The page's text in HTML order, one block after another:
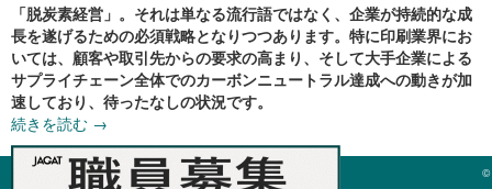
「脱炭素経営」。それは単なる流行語ではなく、企業が持続的な成
長を遂げるための必須戦略となりつつあります。特に印刷業界にお
いては、顧客や取引先からの要求の高まり、そして大手企業による
サプライチェーン全体でのカーボンニュートラル達成への動きが加
速しており、待ったなしの状況です。
続きを読む →
©